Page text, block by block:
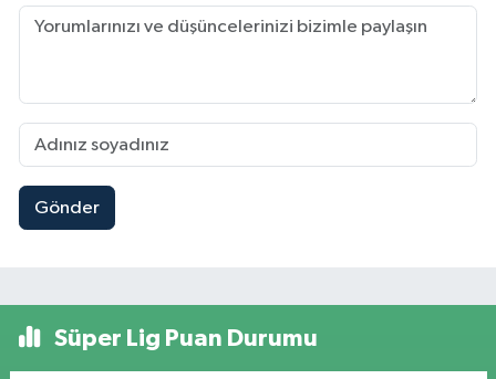
Gönder
Süper Lig Puan Durumu